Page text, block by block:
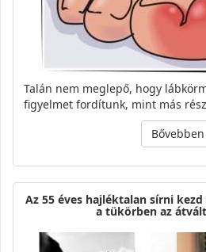
Talán nem meglepő, hogy
figyelmet fordítunk, mint más
Bővebben
Az 55 éves hajléktalan sírni
a tükörben az